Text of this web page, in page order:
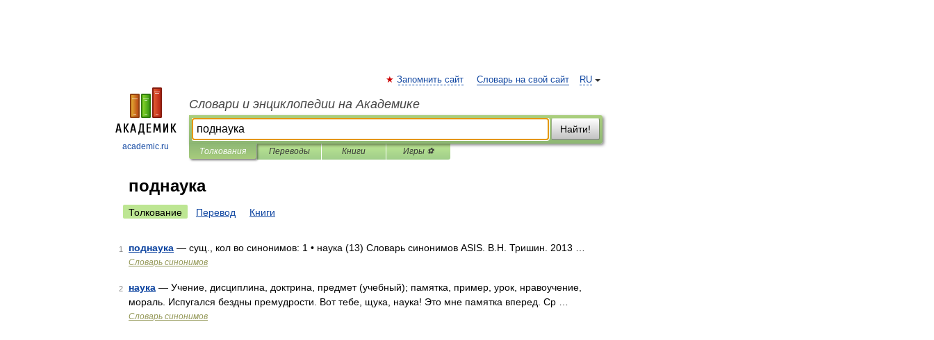
academic.ru
RU
Запомнить сайт Словарь на свой сайт
Словари и энциклопедии на Академике
Найти!
Толкования Переводы Книги Игры ⚽
поднаука
Толкование Перевод Книги
1 поднаука — сущ., кол во синонимов: 1 • наука (13) Словарь синонимов ASIS. В.Н. Тришин. 2013 …
Словарь синонимов
2 наука — Учение, дисциплина, доктрина, предмет (учебный); памятка, пример, урок, нравоучение,
мораль. Испугался бездны премудрости. Вот тебе, щука, наука! Это мне памятка вперед. Ср …
Словарь синонимов